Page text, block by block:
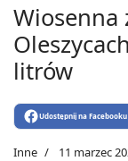
Wiosenna
litrów
Udostępnij na Facebooku
Inne 11 marzec